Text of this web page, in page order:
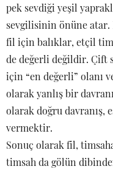
pek sevdiği yeşil
sevgilisinin önüne atar.
fil için balıklar, etçil
de değerli değildir. Çift
için “en değerli” olanı
olarak yanlış bir
olarak doğru davranış,
vermektir.
Sonuç olarak fil,
timsah da gölün